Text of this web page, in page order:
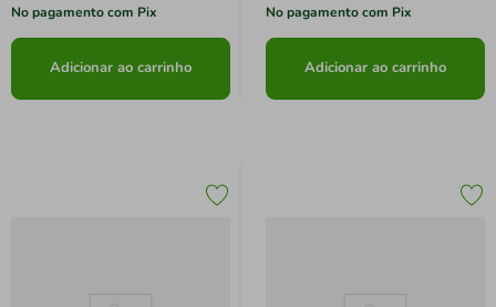
No pagamento com Pix
Adicionar ao carrinho
No pagamento com Pix
Adicionar ao carrinho